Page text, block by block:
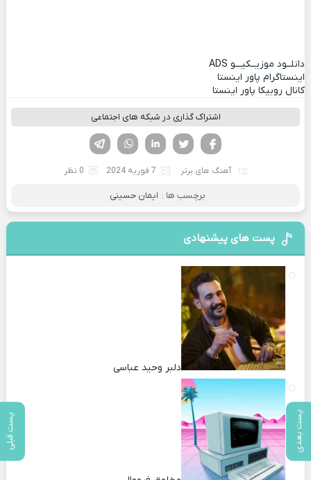
پست بعدی پست قبلی
دانلــود موزیــکیـــو ADS
اینستاگرام پاور اینستا
کانال روبیکا پاور اینستا
اشتراک گذاری در شبکه های اجتماعی
لینکدین تویتر
فیسوک
آهنگ های برتر 7 فوریه 2024 0 نظر
برچسب ها : ایمان حسینی
پست های پیشنهادی
دلبر وحید عباسی